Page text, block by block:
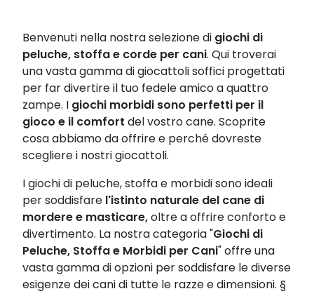
Benvenuti nella nostra selezione di giochi di
peluche, stoffa e corde per cani. Qui troverai
una vasta gamma di giocattoli soffici progettati
per far divertire il tuo fedele amico a quattro
zampe. I giochi morbidi sono perfetti per il
gioco e il comfort del vostro cane. Scoprite
cosa abbiamo da offrire e perché dovreste
scegliere i nostri giocattoli.
I giochi di peluche, stoffa e morbidi sono ideali
per soddisfare l'istinto naturale del cane di
mordere e masticare,oltre a offrire conforto e
divertimento. La nostra categoria "Giochi di
Peluche, Stoffa e Morbidi per Cani" offre una
vasta gamma di opzioni per soddisfare le diverse
esigenze dei cani di tutte le razze e dimensioni. §